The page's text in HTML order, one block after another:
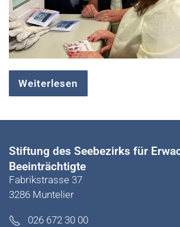
Weiterlesen
Stiftung des Seebezirks für
Beeinträchtigte
Fabrikstrasse 37
3286 Muntelier
026 672 30 00